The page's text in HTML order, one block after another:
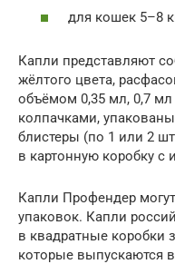
для кошек 5–8
Капли представляют
жёлтого цвета,
объёмом 0,35 мл, 0,7
колпачками,
блистеры (по 1 или 2
в картонную коробку с
Капли Профендер
упаковок. Капли
в квадратные коробки
которые выпускаются